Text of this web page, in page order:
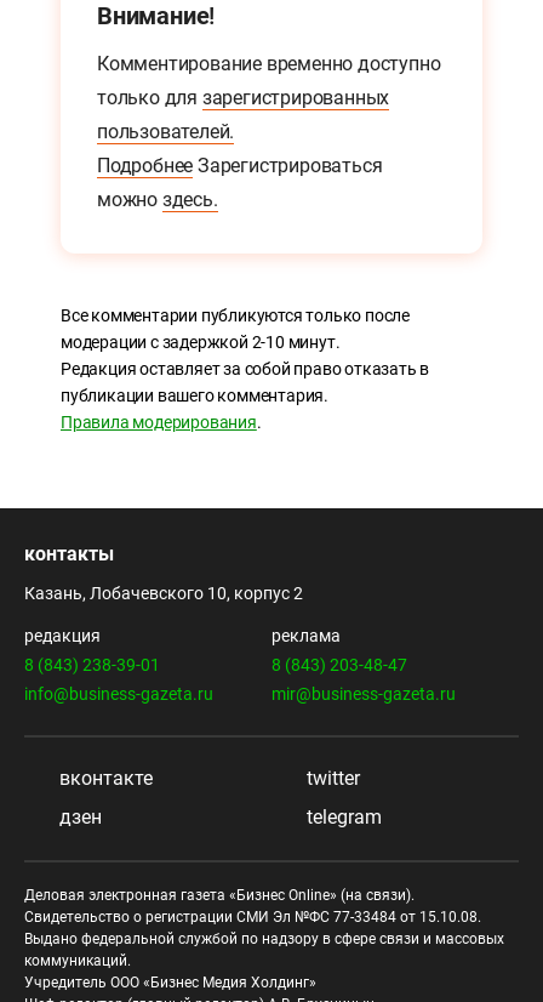
Внимание!
Комментирование временно доступно
только для зарегистрированных
пользователей.
Подробнее Зарегистрироваться
можно здесь.
Все комментарии публикуются только после
модерации с задержкой 2-10 минут.
Редакция оставляет за собой право отказать в
публикации вашего комментария.
Правила модерирования.
контакты
Казань, Лобачевского 10, корпус 2
редакция
8 (843) 238-39-01
info@business-gazeta.ru
реклама
8 (843) 203-48-47
mir@business-gazeta.ru
вконтакте
twitter
дзен
telegram
Деловая электронная газета «Бизнес Online» (на связи).
Свидетельство о регистрации СМИ Эл №ФС 77-33484 от 15.10.08.
Выдано федеральной службой по надзору в сфере связи и массовых
коммуникаций.
Учредитель ООО «Бизнес Медия Холдинг»